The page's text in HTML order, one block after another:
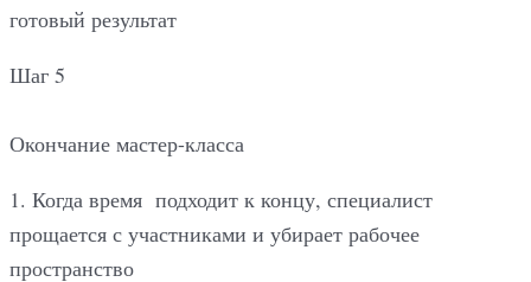
готовый результат
Шаг 5
Окончание мастер-класса
1. Когда время подходит к концу, специалист
прощается с участниками и убирает рабочее
пространство